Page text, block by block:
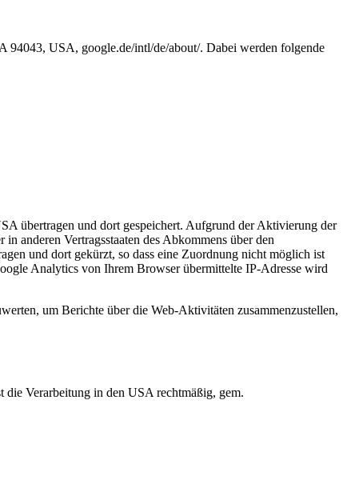
94043, USA, google.de/intl/de/about/. Dabei werden folgende
übertragen und dort gespeichert. Aufgrund der Aktivierung der
anderen Vertragsstaaten des Abkommens über den
und dort gekürzt, so dass eine Zuordnung nicht möglich ist
Analytics von Ihrem Browser übermittelte IP-Adresse wird
um Berichte über die Web-Aktivitäten zusammenzustellen,
Verarbeitung in den USA rechtmäßig, gem.